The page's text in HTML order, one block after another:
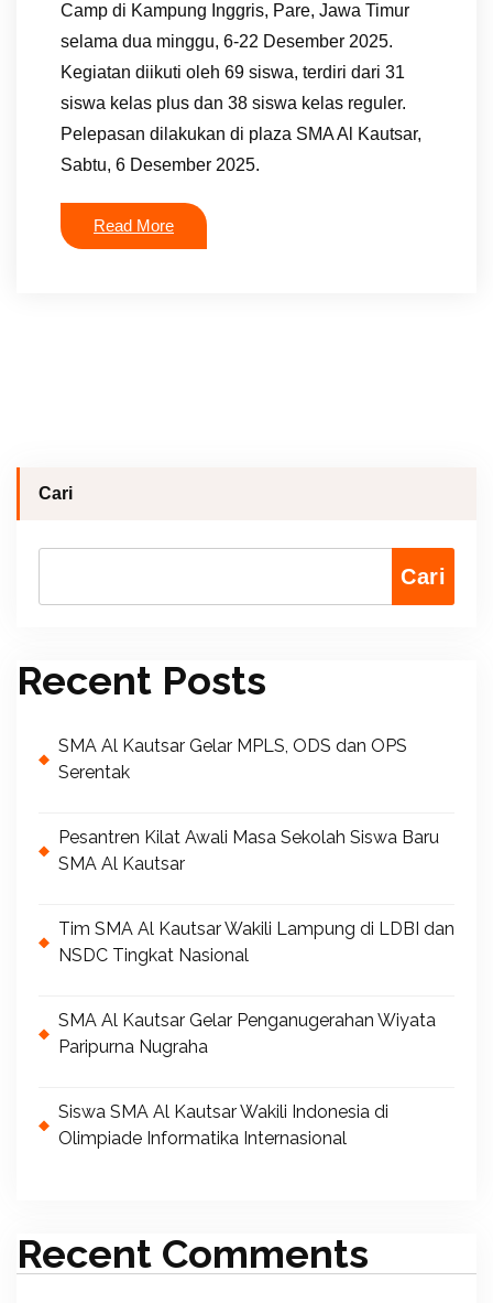
Camp di Kampung Inggris, Pare, Jawa Timur
selama dua minggu, 6-22 Desember 2025.
Kegiatan diikuti oleh 69 siswa, terdiri dari 31
siswa kelas plus dan 38 siswa kelas reguler.
Pelepasan dilakukan di plaza SMA Al Kautsar,
Sabtu, 6 Desember 2025.
Read More
Cari
Cari
Recent Posts
SMA Al Kautsar Gelar MPLS, ODS dan OPS
Serentak
Pesantren Kilat Awali Masa Sekolah Siswa Baru
SMA Al Kautsar
Tim SMA Al Kautsar Wakili Lampung di LDBI dan
NSDC Tingkat Nasional
SMA Al Kautsar Gelar Penganugerahan Wiyata
Paripurna Nugraha
Siswa SMA Al Kautsar Wakili Indonesia di
Olimpiade Informatika Internasional
Recent Comments